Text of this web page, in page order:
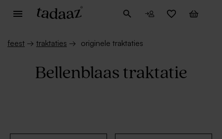
feest → traktaties → originele traktaties
Bellenblaas traktatie